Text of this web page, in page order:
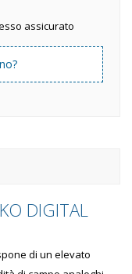
assicurato
DIGITAL
di un elevato